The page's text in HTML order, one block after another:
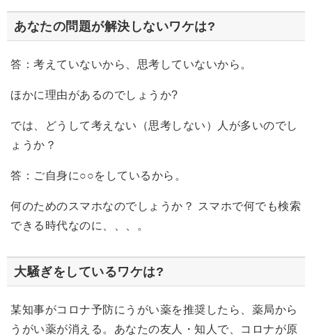
あなたの問題が解決しないワケは?
答：考えていないから、思考していないから。
ほかに理由があるのでしょうか?
では、どうして考えない（思考しない）人が多いのでし
ょうか？
答：ご自身に○○をしているから。
何のためのスマホなのでしょうか？ スマホで何でも検索
できる時代なのに、、、。
大騒ぎをしているワケは?
某知事がコロナ予防にうがい薬を推奨したら、薬局から
うがい薬が消える。あなたの友人・知人で、コロナが原